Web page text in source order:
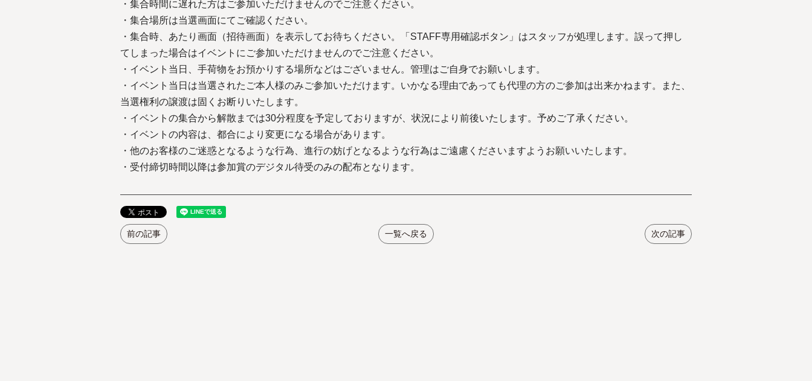
・集合時間に遅れた方はご参加いただけませんのでご注意ください。
・集合場所は当選画面にてご確認ください。
・集合時、あたり画面（招待画面）を表示してお待ちください。「STAFF専用確認ボタン」はスタッフが処理します。誤って押し
てしまった場合はイベントにご参加いただけませんのでご注意ください。
・イベント当日、手荷物をお預かりする場所などはございません。管理はご自身でお願いします。
・イベント当日は当選されたご本人様のみご参加いただけます。いかなる理由であっても代理の方のご参加は出来かねます。また、
当選権利の譲渡は固くお断りいたします。
・イベントの集合から解散までは30分程度を予定しておりますが、状況により前後いたします。予めご了承ください。
・イベントの内容は、都合により変更になる場合があります。
・他のお客様のご迷惑となるような行為、進行の妨げとなるような行為はご遠慮くださいますようお願いいたします。
・受付締切時間以降は参加賞のデジタル待受のみの配布となります。
前の記事 一覧へ戻る 次の記事